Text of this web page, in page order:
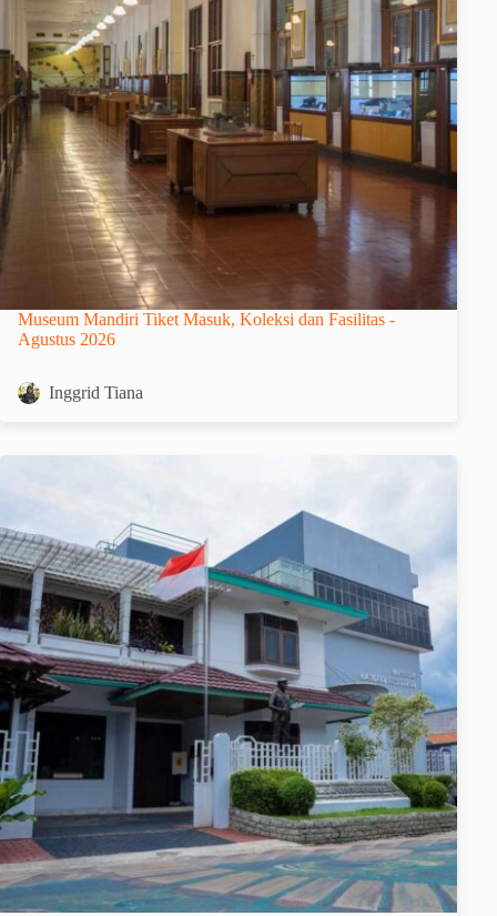
Museum Mandiri Tiket Masuk, Koleksi dan Fasilitas -
Agustus 2026
Inggrid Tiana